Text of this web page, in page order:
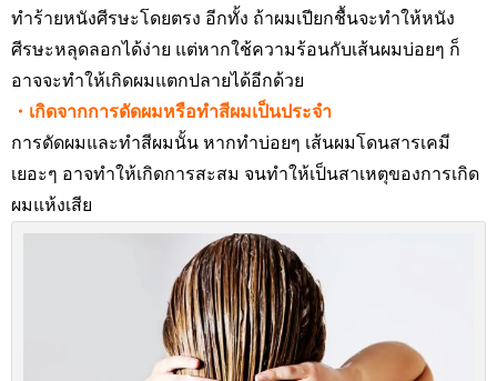
ทำร้ายหนังศีรษะโดยตรง อีกทั้ง ถ้าผมเปียกชื้นจะทำให้หนัง
ศีรษะหลุดลอกได้ง่าย แต่หากใช้ความร้อนกับเส้นผมบ่อยๆ ก็
อาจจะทำให้เกิดผมแตกปลายได้อีกด้วย
・เกิดจากการดัดผมหรือทำสีผมเป็นประจำ
การดัดผมและทำสีผมนั้น หากทำบ่อยๆ เส้นผมโดนสารเคมี
เยอะๆ อาจทำให้เกิดการสะสม จนทำให้เป็นสาเหตุของการเกิด
ผมแห้งเสีย